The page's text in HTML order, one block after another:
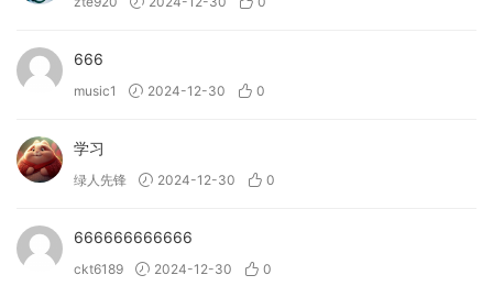
666
music1 2024-12-30 0
学习
绿人先锋 2024-12-30 0
666666666666
ckt6189 2024-12-30 0